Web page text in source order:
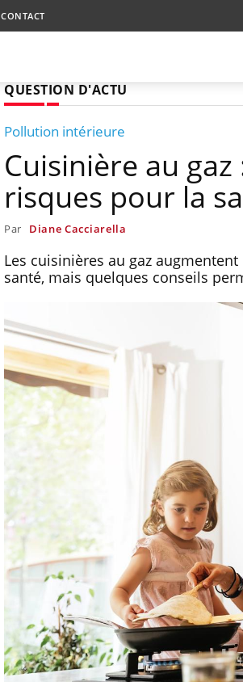
CONTACT
QUESTION D'ACTU
Pollution intérieure
Cuisinière au
risques pour la
Par Diane Cacciarella
Les cuisinières au gaz
santé, mais quelques conseils